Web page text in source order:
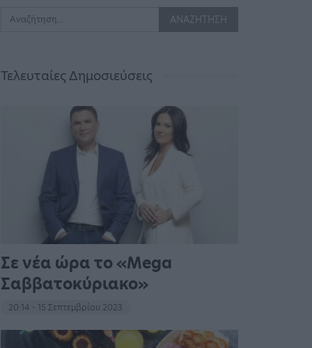
Τελευταίες Δημοσιεύσεις
Σε νέα ώρα το «Mega
Σαββατοκύριακο»
20:14 - 15 Σεπτεμβρίου 2023